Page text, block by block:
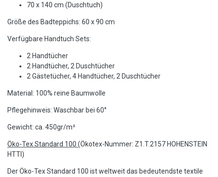
70 x 140 cm (Duschtuch)
Größe des Badteppichs: 60 x 90 cm
Verfügbare Handtuch Sets:
2 Handtücher
2 Handtücher, 2 Duschtücher
2 Gästetücher, 4 Handtücher, 2 Duschtücher
Material: 100% reine Baumwolle
Pflegehinweis: Waschbar bei 60°
Gewicht: ca. 450gr/m²
Öko-Tex Standard 100 (Ökotex-Nummer: Z1.T.2157 HOHENSTEIN
HTTI)
Der Öko-Tex Standard 100 ist weltweit das bedeutendste textile